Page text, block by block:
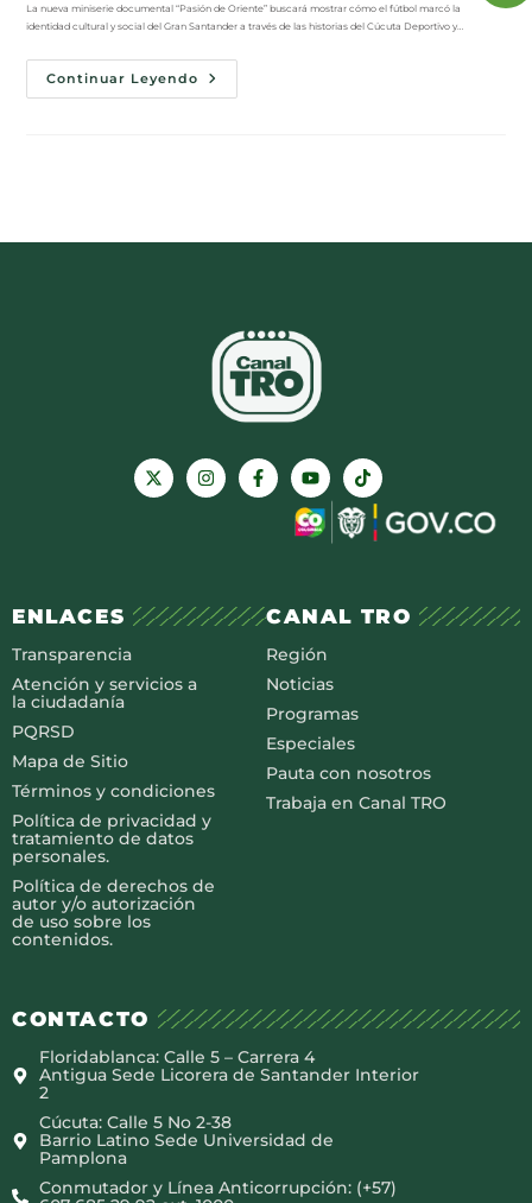
La nueva miniserie documental “Pasión de Oriente” buscará mostrar cómo el fútbol marcó la
identidad cultural y social del Gran Santander a través de las historias del Cúcuta Deportivo y…
Continuar Leyendo
ENLACES
Transparencia
Atención y servicios a
la ciudadanía
PQRSD
Mapa de Sitio
Términos y condiciones
Política de privacidad y
tratamiento de datos
personales.
Política de derechos de
autor y/o autorización
de uso sobre los
contenidos.
CANAL TRO
Región
Noticias
Programas
Especiales
Pauta con nosotros
Trabaja en Canal TRO
CONTACTO
Floridablanca: Calle 5 – Carrera 4
Antigua Sede Licorera de Santander Interior
2
Cúcuta: Calle 5 No 2-38
Barrio Latino Sede Universidad de
Pamplona
Conmutador y Línea Anticorrupción: (+57)